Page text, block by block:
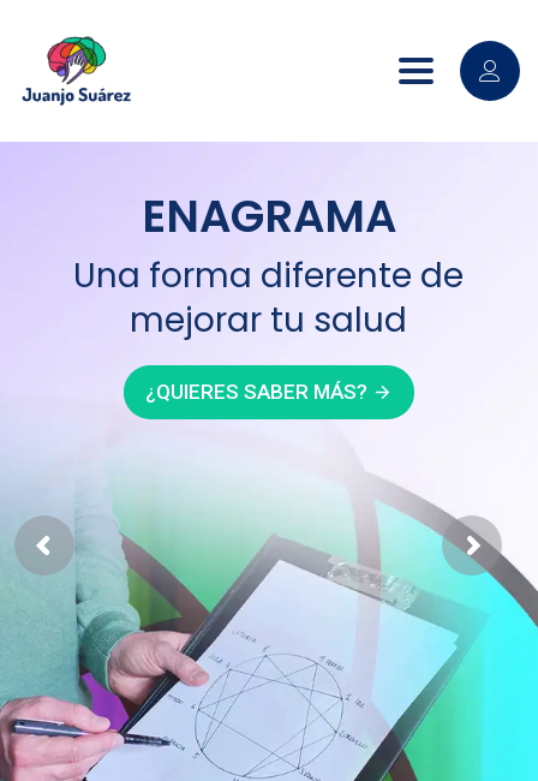
Toggle
ENAGRAMA
Una forma diferente de
mejorar tu salud
¿QUIERES SABER MÁS? arrow_forward